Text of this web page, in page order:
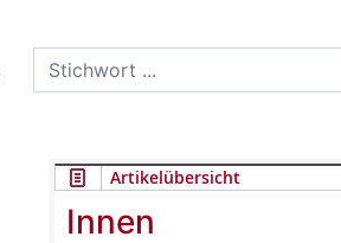
Search
for:
Artikelübersicht
Innen